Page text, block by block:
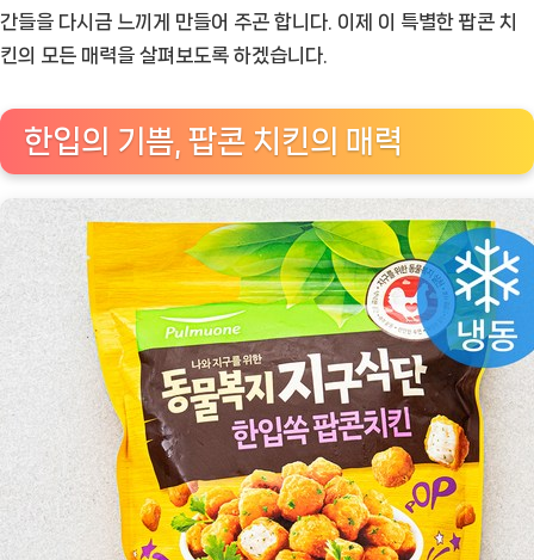
팝
킨,
로
운
간
식
의
발
견
ㅣ
추
천
상
간들을 다시금 느끼게 만들어 주곤 합니다. 이제 이 특별한 팝콘 치
킨의 모든 매력을 살펴보도록 하겠습니다.
한입의 기쁨, 팝콘 치킨의 매력